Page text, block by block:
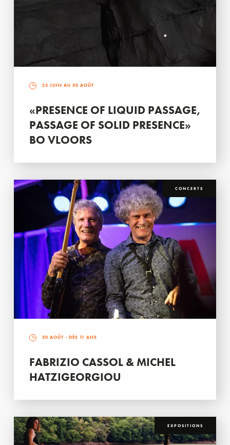
25 JUIN AU 30 AOÛT
«PRESENCE OF LIQUID PASSAGE,
PASSAGE OF SOLID PRESENCE»
BO VLOORS
CONCERTS
30 AOÛT - DÈS 11 ANS
FABRIZIO CASSOL & MICHEL
HATZIGEORGIOU
EXPOSITIONS